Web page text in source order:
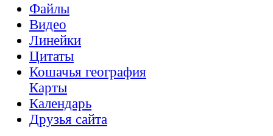
Файлы
Видео
Линейки
Цитаты
Кошачья география
Карты
Календарь
Друзья сайта